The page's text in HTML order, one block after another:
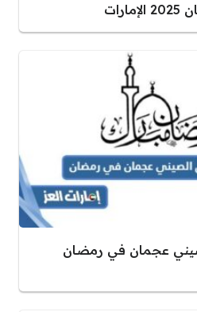
عجمان في رمضان